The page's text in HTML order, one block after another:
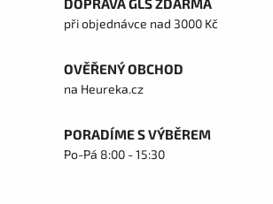
DOPRAVA GLS ZDARMA
při objednávce nad 3000 Kč
OVĚŘENÝ OBCHOD
na Heureka.cz
PORADÍME S VÝBĚREM
Po-Pá 8:00 - 15:30